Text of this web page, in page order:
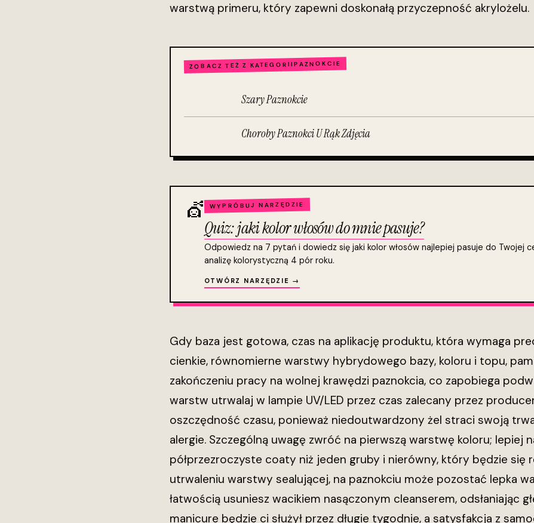
warstwą primeru, który zapewni doskonałą przyczepność akrylożelu.
ZOBACZ TEŻ Z KATEGORIIPAZNOKCIE
Szary Paznokcie
Choroby Paznokci U Rąk Zdjęcia
💇 WYPRÓBUJ NARZĘDZIE
Quiz: jaki kolor włosów do mnie pasuje?
Odpowiedz na 7 pytań i dowiedz się jaki kolor włosów najlepiej pasuje do Twojej
analizę kolorystyczną 4 pór roku.
OTWÓRZ NARZĘDZIE →
Gdy baza jest gotowa, czas na aplikację produktu, która wymaga
cienkie, równomierne warstwy hybrydowego bazy, koloru i topu,
zakończeniu pracy na wolnej krawędzi paznokcia, co zapobiega
warstw utrwalaj w lampie UV/LED przez czas zalecany przez
oszczędność czasu, ponieważ niedoutwardzony żel straci swoją
alergie. Szczególną uwagę zwróć na pierwszą warstwę koloru; lepiej
półprzezroczyste coaty niż jeden gruby i nierówny, który będzie się
utrwaleniu warstwy sealującej, na paznokciu może pozostać lepka
łatwością usuniesz wacikiem nasączonym cleanserem, odsłaniając
manicure będzie ci służył przez długie tygodnie, a satysfakcja z